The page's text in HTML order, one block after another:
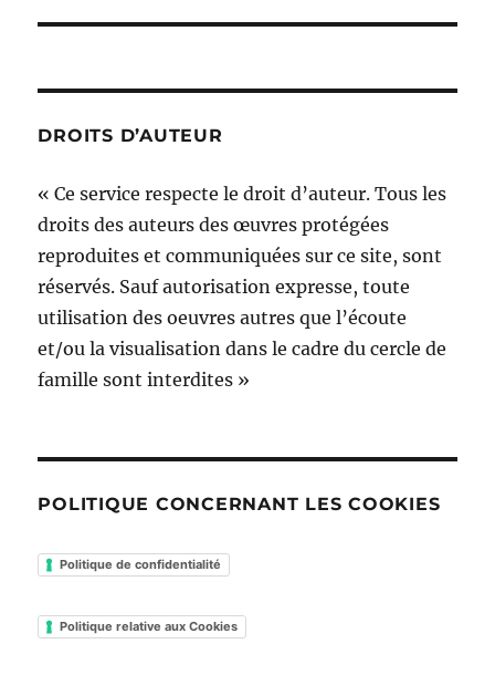
DROITS D’AUTEUR
« Ce service respecte le droit d’auteur. Tous les
droits des auteurs des œuvres protégées
reproduites et communiquées sur ce site, sont
réservés. Sauf autorisation expresse, toute
utilisation des oeuvres autres que l’écoute
et/ou la visualisation dans le cadre du cercle de
famille sont interdites »
POLITIQUE CONCERNANT LES COOKIES
Politique de confidentialité
Politique relative aux Cookies